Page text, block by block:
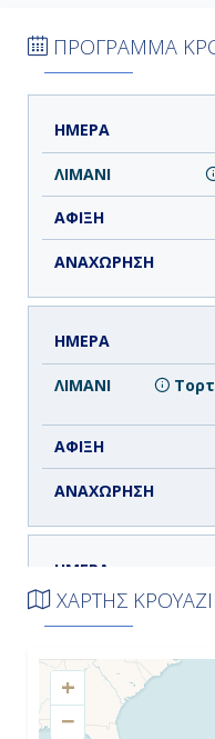
ΠΡΟΓΡΑΜΜΑ
ΗΜΕΡΑ
Σαιντ
ΧΑΡΤΗΣ
+
−